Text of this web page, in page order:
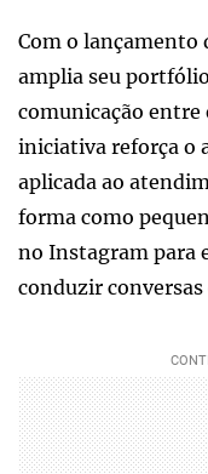
Com o lançamento
amplia seu
comunicação entre
iniciativa reforça o
aplicada ao
forma como
no Instagram para
conduzir